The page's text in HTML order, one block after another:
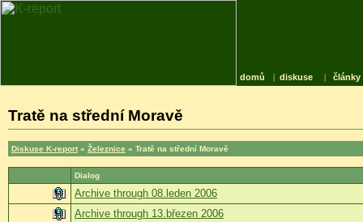
domů | diskuse | články
Tratě na střední Moravě
Diskuse K-report » Železnice » Tratě na střední Moravě
Dialog
Archive through 08.leden 2006
Archive through 13.březen 2006